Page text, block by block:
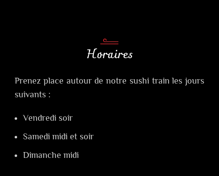
Horaires
Prenez place autour de notre sushi train les jours
suivants :
Vendredi soir
Samedi midi et soir
Dimanche midi